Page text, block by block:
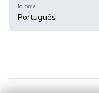
Idioma
Português